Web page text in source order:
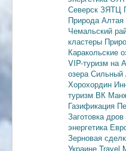
Северск ЗЯТЦ
Природа Алтая
Чемальский
кластеры
Каракольские
VIP-туризм на
озера Сильный
Хорохордин
туризм ВК
Газификация
Заготовка дров
энергетика
Зерновая
Украине Travel